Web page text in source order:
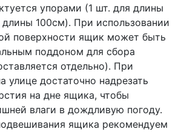
упорами (1 шт. для длины
100см). При использовании
поверхности ящик может быть
поддоном для сбора
отдельно). При
улице достаточно надрезать
на дне ящика, чтобы
влаги в дождливую погоду.
ящика рекомендуем